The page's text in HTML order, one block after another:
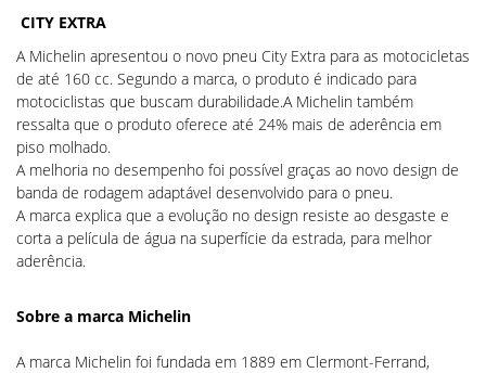
CITY EXTRA
A Michelin apresentou o novo pneu City Extra para as motocicletas
de até 160 cc. Segundo a marca, o produto é indicado para
motociclistas que buscam durabilidade.A Michelin também
ressalta que o produto oferece até 24% mais de aderência em
piso molhado.
A melhoria no desempenho foi possível graças ao novo design de
banda de rodagem adaptável desenvolvido para o pneu.
A marca explica que a evolução no design resiste ao desgaste e
corta a película de água na superfície da estrada, para melhor
aderência.
Sobre a marca Michelin
A marca Michelin foi fundada em 1889 em Clermont-Ferrand,